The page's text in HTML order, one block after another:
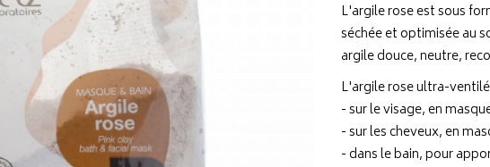
L'argile rose est sous
séchée et optimisée au
argile douce, neutre,
L'argile rose ultra-
- sur le visage, en
- sur les cheveux, en
- dans le bain, pour